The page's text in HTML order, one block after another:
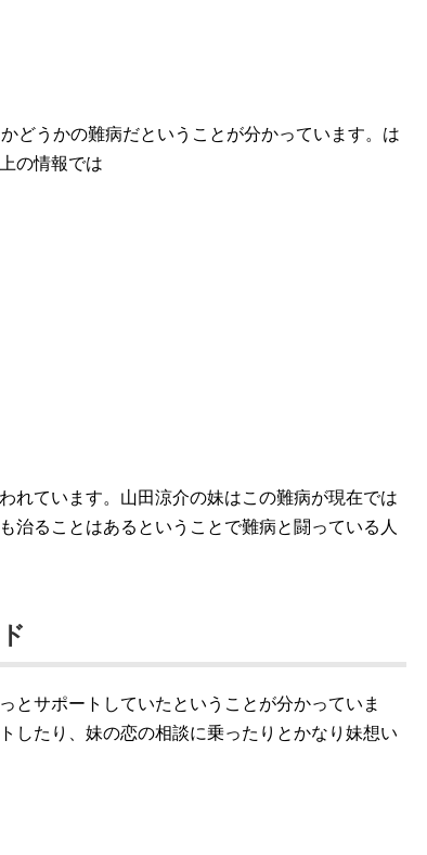
どうかの難病だということが分かっています。は
の情報では
れています。山田涼介の妹はこの難病が現在では
治ることはあるということで難病と闘っている人
とサポートしていたということが分かっていま
したり、妹の恋の相談に乗ったりとかなり妹想い